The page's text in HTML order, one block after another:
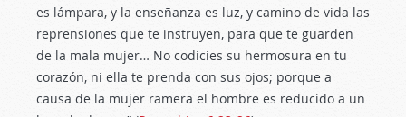
es lámpara, y la enseñanza es luz, y camino de vida las
reprensiones que te instruyen, para que te guarden
de la mala mujer… No codicies su hermosura en tu
corazón, ni ella te prenda con sus ojos; porque a
causa de la mujer ramera el hombre es reducido a un